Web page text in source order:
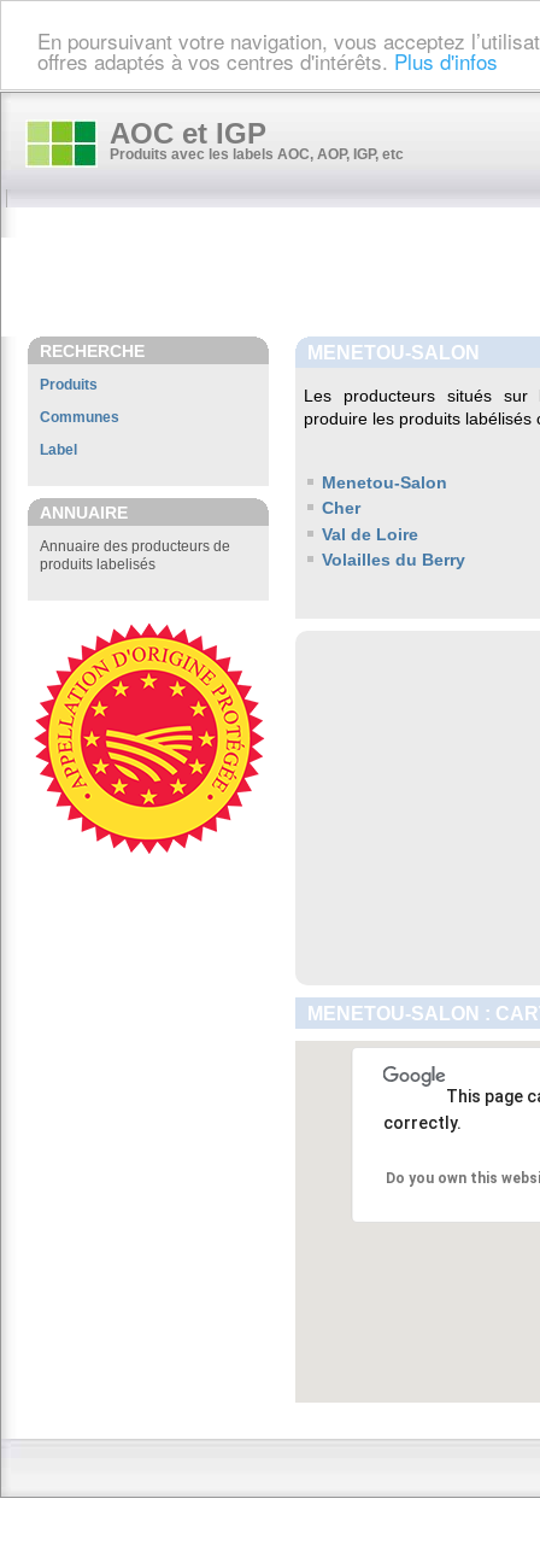
En poursuivant votre navigation, vous acceptez
offres adaptés à vos centres d'intérêts. Plus d'infos
AOC et IGP
Produits avec les labels AOC, AOP, IGP, etc
RECHERCHE
Produits
Communes
Label
ANNUAIRE
Annuaire des producteurs de
produits labelisés
MENETOU-SALON
Les producteurs situés
produire les produits labélisés
Menetou-Salon
Cher
Val de Loire
Volailles du Berry
MENETOU-SALON :
This page
correctly.
Do you own this